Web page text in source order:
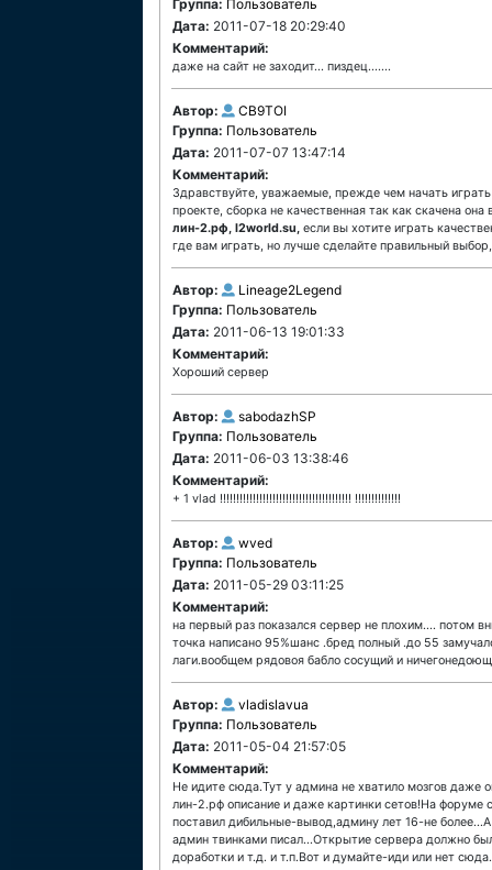
Группа: Пользователь
Дата: 2011-07-18 20:29:40
Комментарий:
даже на сайт не заходит... пиздец.......
Автор:
CB9TOI
Группа: Пользователь
Дата: 2011-07-07 13:47:14
Комментарий:
Здравствуйте, уважаемые, прежде чем начать
проекте, сборка не качественная так как скачена
лин-2.рф, l2world.su, если вы хотите играть
где вам играть, но лучше сделайте правильный
Автор:
Lineage2Legend
Группа: Пользователь
Дата: 2011-06-13 19:01:33
Комментарий:
Хороший сервер
Автор:
sabodazhSP
Группа: Пользователь
Дата: 2011-06-03 13:38:46
Комментарий:
+ 1 vlad !!!!!!!!!!!!!!!!!!!!!!!!!!!!!!!!!!!!!!!! !!!!!!!!!!!!!!
Автор:
wved
Группа: Пользователь
Дата: 2011-05-29 03:11:25
Комментарий:
на первый раз показался сервер не плохим.... потом
точка написано 95%шанс .бред полный .до 55
лаги.вообщем рядовоя бабло сосущий и
Автор:
vladislavua
Группа: Пользователь
Дата: 2011-05-04 21:57:05
Комментарий:
Не идите сюда.Тут у админа не хватило мозгов
лин-2.рф описание и даже картинки сетов!На форуме
поставил дибильные-вывод,админу лет 16-не
админ твинками писал...Открытие сервера должно
доработки и т.д. и т.п.Вот и думайте-иди или нет сюда.